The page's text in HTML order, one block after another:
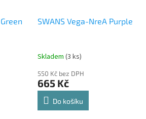
SWANS Vega-NreA Purple
Skladem (3 ks)
550 Kč bez DPH
665 Kč
Do košíku